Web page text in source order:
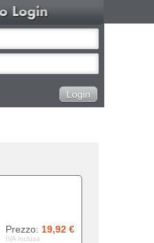
Prezzo: 19,92 €
IVA inclusa